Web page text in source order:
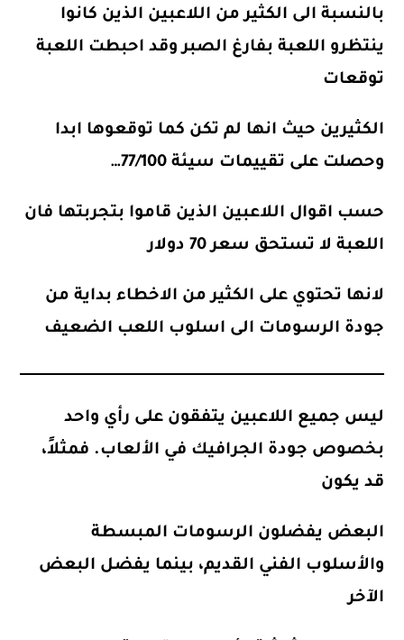
بالنسبة الى الكثير من اللاعبين الذين كانوا
ينتظرو اللعبة بفارغ الصبر وقد احبطت اللعبة
توقعات
الكثيرين حيث انها لم تكن كما توقعوها ابدا
وحصلت على تقييمات سيئة 77/100…
حسب اقوال اللاعبين الذين قاموا بتجربتها فان
اللعبة لا تستحق سعر 70 دولار
لانها تحتوي على الكثير من الاخطاء بداية من
جودة الرسومات الى اسلوب اللعب الضعيف
ليس جميع اللاعبين يتفقون على رأي واحد
بخصوص جودة الجرافيك في الألعاب. فمثلاً،
قد يكون
البعض يفضلون الرسومات المبسطة
والأسلوب الفني القديم، بينما يفضل البعض
الآخر